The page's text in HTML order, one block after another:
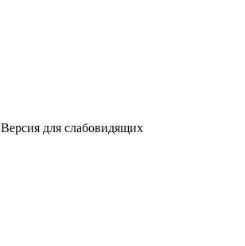
Версия для слабовидящих